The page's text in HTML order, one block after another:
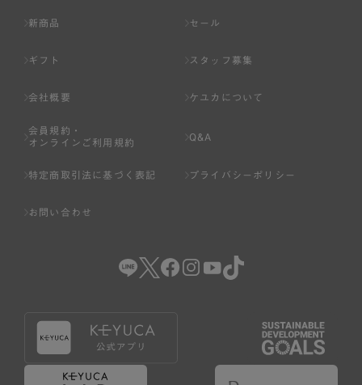
新商品 セール
ギフト スタッフ募集
会社概要 ケユカについて
会員規約・
オンラインご利用規約
Q&A
特定商取引法に基づく表記 プライバシーポリシー
お問い合わせ